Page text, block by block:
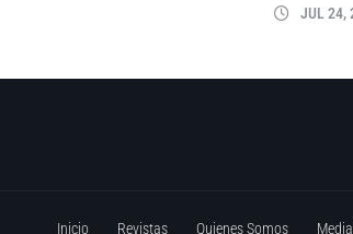
JUL 24,
Inicio Revistas Quienes Somos